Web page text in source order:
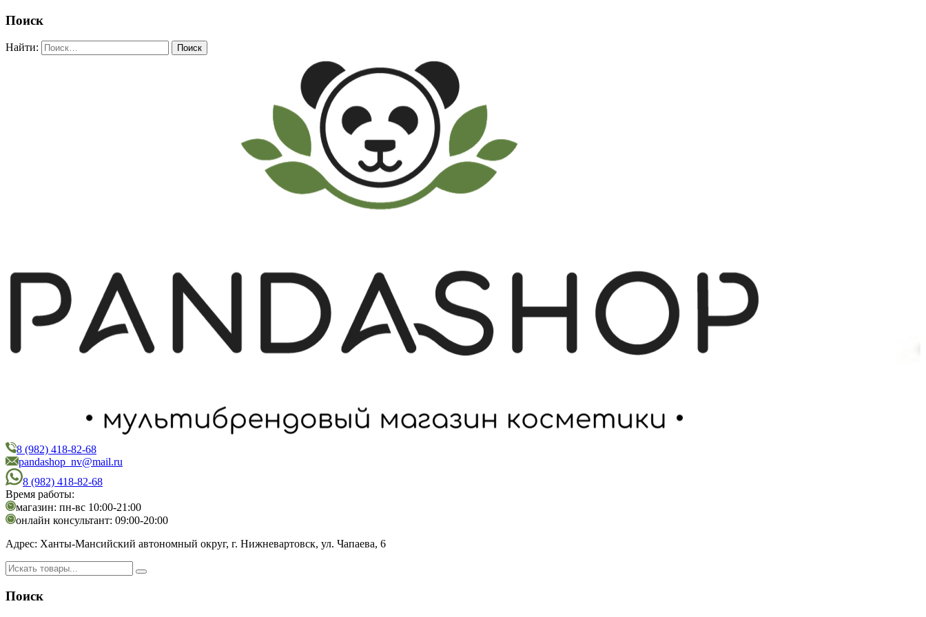
Поиск
Найти:
PandaShop
Интернет-магазин косметики
8 (982) 418-82-68
pandashop_nv@mail.ru
8 (982) 418-82-68
Время работы:
магазин: пн-вс 10:00-21:00
онлайн консультант: 09:00-20:00
Адрес: Ханты-Мансийский автономный округ, г. Нижневартовск, ул. Чапаева, 6
Поиск